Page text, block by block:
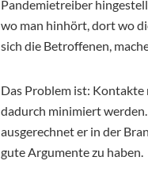
Pandemietreiber
wo man hinhört, dort wo
sich die Betroffenen,
Das Problem ist:
dadurch minimiert werden.
ausgerechnet er in der
gute Argumente zu haben.